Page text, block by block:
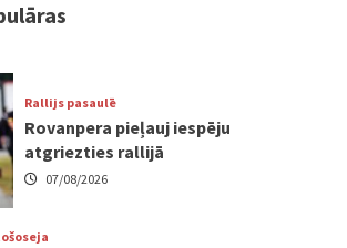
Rallijs pasaulē
Rovanpera pieļauj iespēju
atgriezties rallijā
07/08/2026